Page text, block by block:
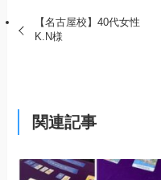
【名古屋校】40代女性
K.N様
関連記事